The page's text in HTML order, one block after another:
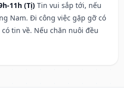
11h (Tị) Tin vui sắp tới, nếu
Nam. Đi công việc gặp gỡ có
tin về. Nếu chăn nuôi đều